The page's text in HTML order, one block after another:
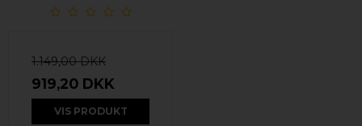
1.149,00 DKK
919,20 DKK
VIS PRODUKT